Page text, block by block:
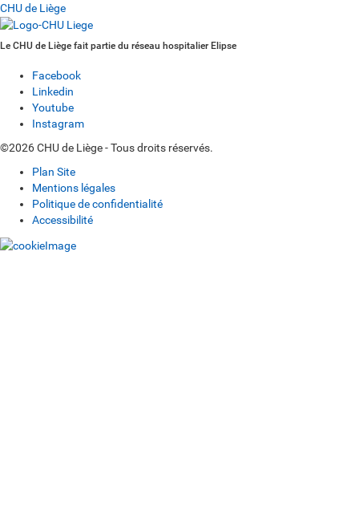
CHU de Liège
Le CHU de Liège fait partie du réseau hospitalier Elipse
Facebook
Linkedin
Youtube
Instagram
©2026 CHU de Liège - Tous droits réservés.
Plan Site
Mentions légales
Politique de confidentialité
Accessibilité